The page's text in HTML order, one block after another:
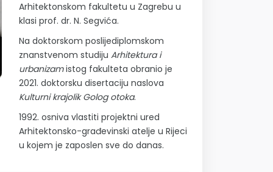
Arhitektonskom fakultetu u Zagrebu u
klasi prof. dr. N. Segvića.
Na doktorskom poslijediplomskom
znanstvenom studijuArhitektura i
urbanizamistog fakulteta obranio je
2021. doktorsku disertaciju naslova
Kulturni krajolik Golog otoka.
1992. osniva vlastiti projektni ured
Arhitektonsko-građevinski atelje u Rijeci
u kojem je zaposlen sve do danas.